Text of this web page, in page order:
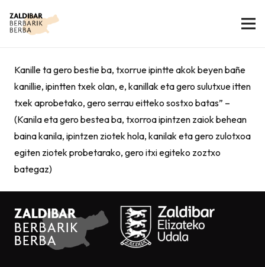
Kanille ta gero bestie ba, txorrue ipintte akok beyen bañe
kanillie, ipintten txek olan, e, kanillak eta gero sulutxue itten
txek aprobetako, gero serrau eitteko sostxo batas” –
(Kanila eta gero bestea ba, txorroa ipintzen zaiok behean
baina kanila, ipintzen ziotek hola, kanilak eta gero zulotxoa
egiten ziotek probetarako, gero itxi egiteko zoztxo
bategaz)